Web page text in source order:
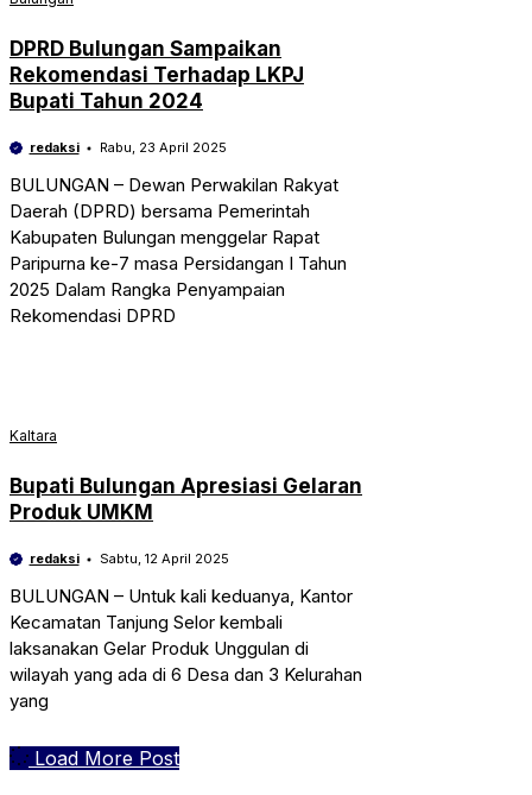
DPRD Bulungan Sampaikan
Rekomendasi Terhadap LKPJ
Bupati Tahun 2024
redaksi Rabu, 23 April 2025
BULUNGAN – Dewan Perwakilan Rakyat
Daerah (DPRD) bersama Pemerintah
Kabupaten Bulungan menggelar Rapat
Paripurna ke-7 masa Persidangan I Tahun
2025 Dalam Rangka Penyampaian
Rekomendasi DPRD
Kaltara
Bupati Bulungan Apresiasi Gelaran
Produk UMKM
redaksi Sabtu, 12 April 2025
BULUNGAN – Untuk kali keduanya, Kantor
Kecamatan Tanjung Selor kembali
laksanakan Gelar Produk Unggulan di
wilayah yang ada di 6 Desa dan 3 Kelurahan
yang
Load More Post